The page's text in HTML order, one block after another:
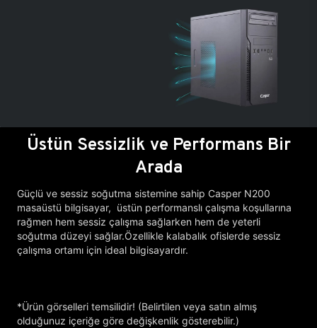
Üstün Sessizlik ve Performans Bir
Arada
Güçlü ve sessiz soğutma sistemine sahip Casper N200
masaüstü bilgisayar, üstün performanslı çalışma koşullarına
rağmen hem sessiz çalışma sağlarken hem de yeterli
soğutma düzeyi sağlar.Özellikle kalabalık ofislerde sessiz
çalışma ortamı için ideal bilgisayardır.
*Ürün görselleri temsilidir! (Belirtilen veya satın almış
olduğunuz içeriğe göre değişkenlik gösterebilir.)